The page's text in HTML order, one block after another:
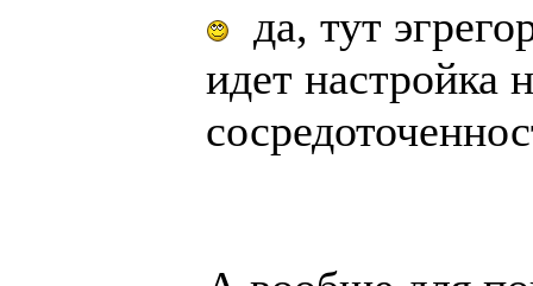
да, тут
идет настройка